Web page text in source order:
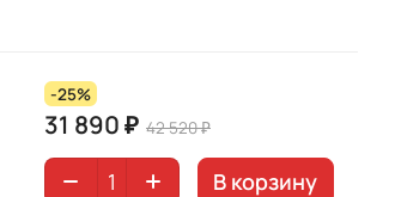
-25%
31 890 ₽ 42 520 ₽
В корзину